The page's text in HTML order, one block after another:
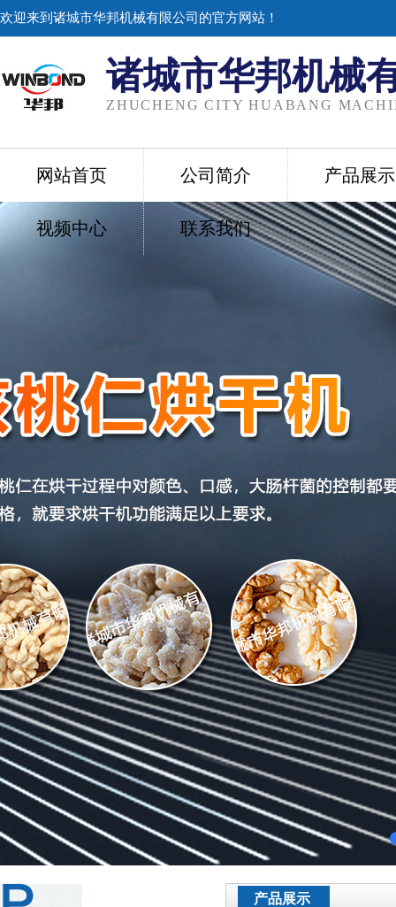
欢迎来到诸城市华邦机械有限公司的官方网站！
诸城市华邦机械
ZHUCHENG CITY HUABANG
网站首页 公司简介 产品展示
视频中心 联系我们
产品展示